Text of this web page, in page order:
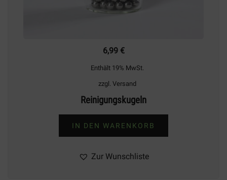
6,99 €
Enthält 19% MwSt.
zzgl. Versand
Reinigungskugeln
IN DEN WARENKORB
Zur Wunschliste